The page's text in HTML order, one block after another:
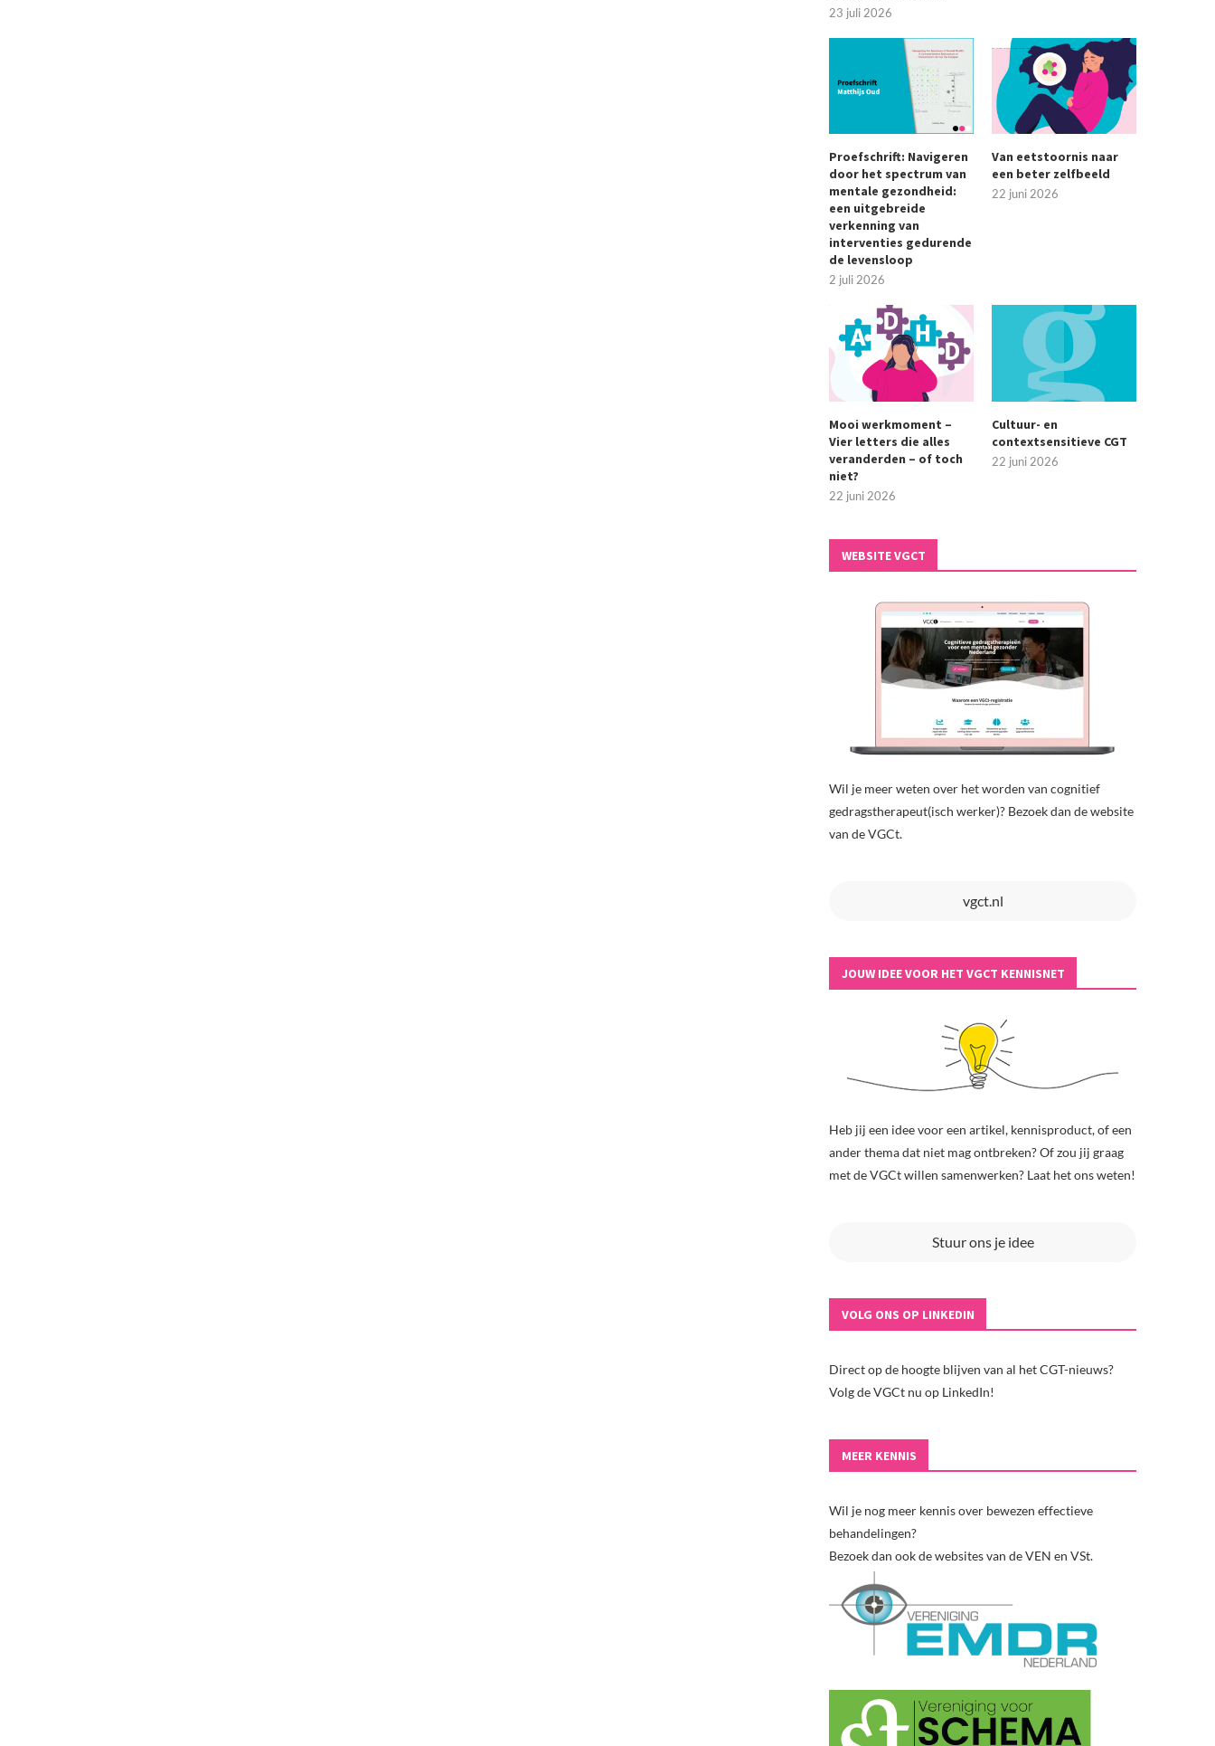
23 juli 2026
Proefschrift: Navigeren
door het spectrum van
mentale gezondheid:
een uitgebreide
verkenning van
interventies gedurende
de levensloop
2 juli 2026
Van eetstoornis naar
een beter zelfbeeld
22 juni 2026
Mooi werkmoment –
Vier letters die alles
veranderden – of toch
niet?
22 juni 2026
Cultuur- en
contextsensitieve CGT
22 juni 2026
WEBSITE VGCT
Wil je meer weten over het worden van cognitief
gedragstherapeut(isch werker)? Bezoek dan de website
van de VGCt.
vgct.nl
JOUW IDEE VOOR HET VGCT KENNISNET
Heb jij een idee voor een artikel, kennisproduct, of een
ander thema dat niet mag ontbreken? Of zou jij graag
met de VGCt willen samenwerken? Laat het ons weten!
Stuur ons je idee
VOLG ONS OP LINKEDIN
Direct op de hoogte blijven van al het CGT-nieuws?
Volg de VGCt nu op LinkedIn!
MEER KENNIS
Wil je nog meer kennis over bewezen effectieve
behandelingen?
Bezoek dan ook de websites van de VEN en VSt.